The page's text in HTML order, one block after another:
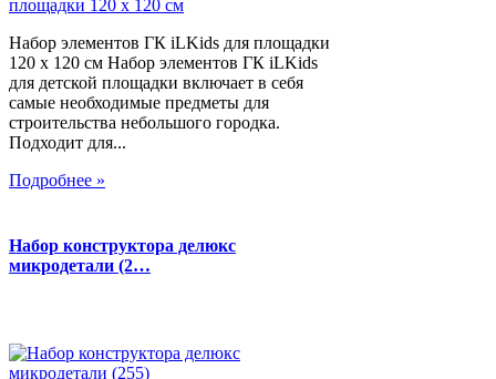
Набор элементов ГК iLKids для площадки
120 х 120 см Набор элементов ГК iLKids
для детской площадки включает в себя
самые необходимые предметы для
строительства небольшого городка.
Подходит для...
Подробнее »
Набор конструктора делюкс
микродетали (2…